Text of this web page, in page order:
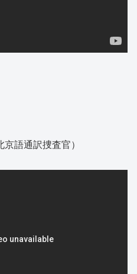
語通訳捜査官）